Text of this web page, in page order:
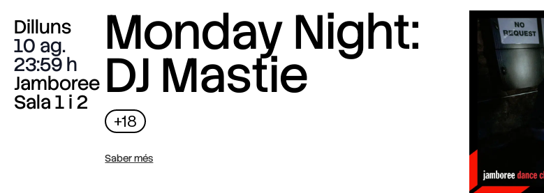
Dilluns
10 ag.
23:59
Jamboree
Sala 1 i 2
Monday Night:
DJ Mastie
+18
Saber més